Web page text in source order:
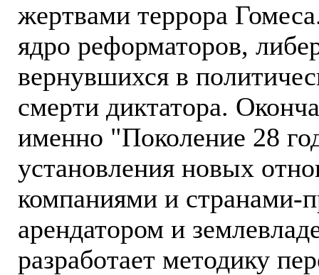
жертвами террора
ядро реформаторов,
вернувшихся в
смерти диктатора.
именно "Поколение 28
установления новых
компаниями и странами-
арендатором и
разработает методику